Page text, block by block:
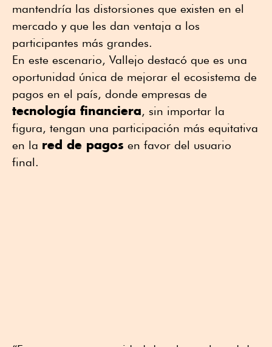
mantendría las distorsiones que existen en el
mercado y que les dan ventaja a los
participantes más grandes.
En este escenario, Vallejo destacó que es una
oportunidad única de mejorar el ecosistema de
pagos en el país, donde empresas de
tecnología financiera, sin importar la
figura, tengan una participación más equitativa
en la red de pagos en favor del usuario
final.